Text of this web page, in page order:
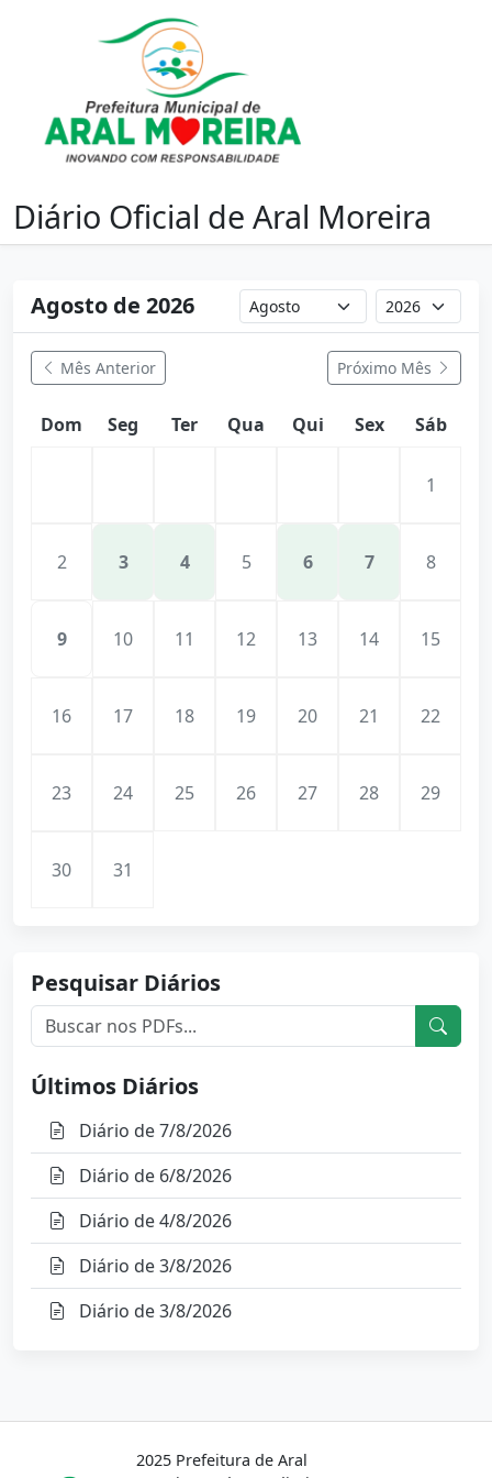
Diário Oficial de Aral Moreira
Agosto de 2026
Mês Anterior Próximo Mês
Dom Seg Ter Qua Qui Sex Sáb
1
2 3 4 5 6 7 8
9 10 11 12 13 14 15
16 17 18 19 20 21 22
23 24 25 26 27 28 29
30 31
Pesquisar Diários
Últimos Diários
Diário de 7/8/2026
Diário de 6/8/2026
Diário de 4/8/2026
Diário de 3/8/2026
Diário de 3/8/2026
2025 Prefeitura de Aral